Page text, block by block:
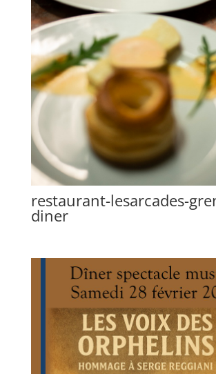
restaurant-lesarcades-
diner